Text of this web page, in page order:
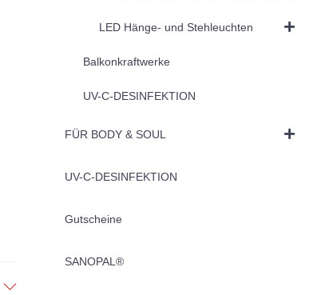
LED Hänge- und Stehleuchten
Balkonkraftwerke
UV-C-DESINFEKTION
FÜR BODY & SOUL
UV-C-DESINFEKTION
Gutscheine
SANOPAL®